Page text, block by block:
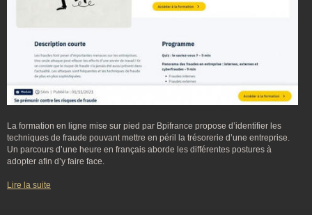
La formation en ligne mise sur pied par Bpifrance propose d’identifier les
techniques de fraude pouvant mettre en péril la trésorerie d’une entreprise.
Un parcours d’une heure en français aborde les différentes postures à
adopter afin d’y faire face.
Lire la suite